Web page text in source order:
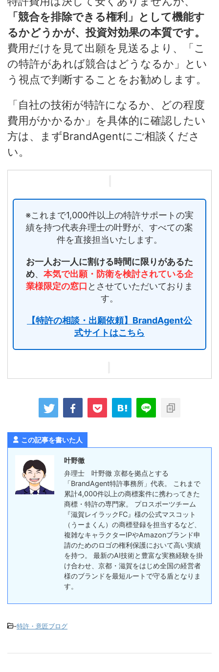
「競合を排除できる権利」として機能す
るかどうかが、投資対効果の本質です。
費用だけを見て出願を見送るより、「こ
の特許があれば競合はどうなるか」とい
う視点で判断することをお勧めします。
「自社の技術が特許になるか、どの程度
費用がかかるか」を具体的に確認したい
方は、まずBrandAgentにご相談くださ
い。
※これまで1,000件以上の特許サポートの実
績を持つ代表弁理士の叶野が、すべての案
件を直接担当いたします。
お一人お一人に割ける時間に限りがあるた
め、 本気で出願・防衛を検討されている企
業様限定の窓口 とさせていただいておりま
す。
【特許の相談・出願依頼】BrandAgent公
式サイトはこちら
この記事を書いた人
叶野徹
弁理士 叶野徹 京都を拠点とする
「BrandAgent特許事務所」代表。 これまで
累計4,000件以上の商標案件に携わってきた
商標・特許の専門家。 プロスポーツチーム
『滋賀レイラックFC』様の公式マスコット
（うーまくん）の商標登録を担当するなど、
複雑なキャラクターIPやAmazonブランド申
請のためのロゴの権利保護において高い実績
を持つ。 最新のAI技術と豊富な実務経験を掛
け合わせ、京都・滋賀をはじめ全国の経営者
様のブランドを最短ルートで守る盾となりま
す。
-特許・意匠ブログ